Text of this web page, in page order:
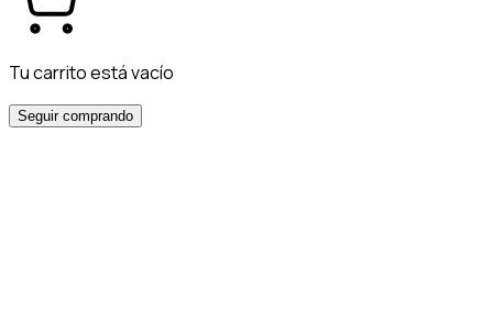
Tu carrito está vacío
Seguir comprando